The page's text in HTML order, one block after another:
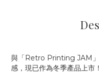
與「Retro Printing JAM」
感，現已作為冬季產品上市！